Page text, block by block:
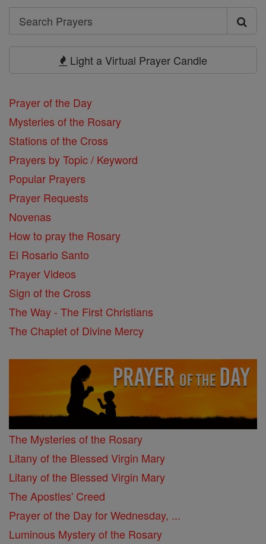
Search
Search
Light a Virtual Prayer Candle
Prayer of the Day
Mysteries of the Rosary
Stations of the Cross
Prayers by Topic / Keyword
Popular Prayers
Prayer Requests
Novenas
How to pray the Rosary
El Rosario Santo
Prayer Videos
Sign of the Cross
The Way - The First Christians
The Chaplet of Divine Mercy
The Mysteries of the Rosary
Litany of the Blessed Virgin Mary
Litany of the Blessed Virgin Mary
The Apostles' Creed
Prayer of the Day for Wednesday, ...
Luminous Mystery of the Rosary